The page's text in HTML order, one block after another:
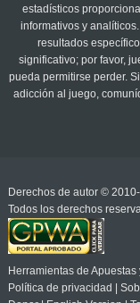
estadísticos
informativos y
resultados
significativo; por favor,
pueda permitirse perder.
adicción al juego,
Derechos de autor ©
Todos los derechos
Herramientas de Apuestas
Política de privacidad